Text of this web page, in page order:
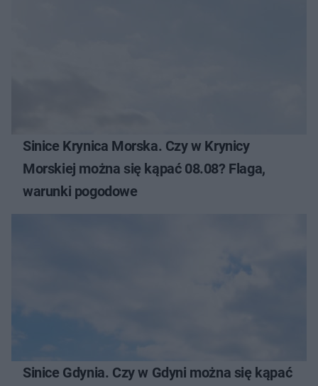
Sinice Krynica Morska. Czy w Krynicy
Morskiej można się kąpać 08.08? Flaga,
warunki pogodowe
Sinice Gdynia. Czy w Gdyni można się kąpać